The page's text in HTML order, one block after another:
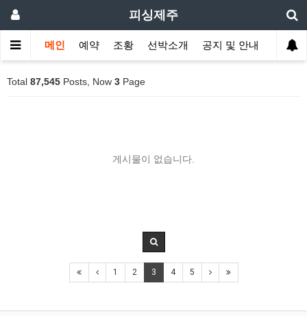
피싱제주
메인 예약 조황 선박소개 공지 및 안내
Total 87,545 Posts, Now 3 Page
게시물이 없습니다.
1 2 3 4 5